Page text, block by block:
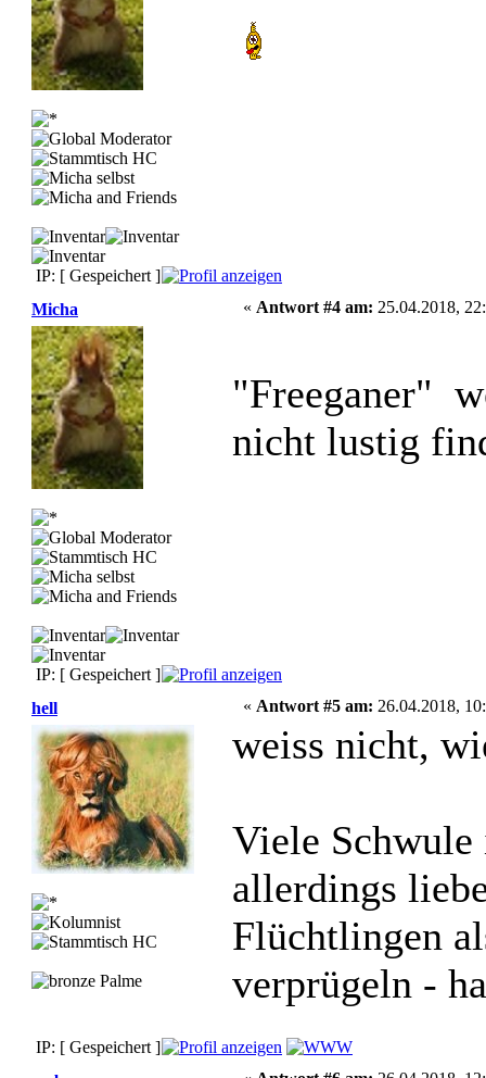
IP: [ Gespeichert ]
Micha
« Antwort #4 am: 25.04.2018,
"Freeganer"
nicht lustig
IP: [ Gespeichert ]
hell
« Antwort #5 am: 26.04.2018,
weiss nicht,
Viele Schwule
allerdings
Flüchtlingen
verprügeln -
IP: [ Gespeichert ]